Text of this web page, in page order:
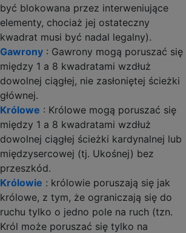
być blokowana przez interweniujące
elementy, chociaż jej ostateczny
kwadrat musi być nadal legalny).
Gawrony : Gawrony mogą poruszać się
między 1 a 8 kwadratami wzdłuż
dowolnej ciągłej, nie zasłoniętej ścieżki
głównej.
Królowe : Królowe mogą poruszać się
między 1 a 8 kwadratami wzdłuż
dowolnej ciągłej ścieżki kardynalnej lub
międzysercowej (tj. Ukośnej) bez
przeszkód.
Królowie : królowie poruszają się jak
królowe, z tym, że ograniczają się do
ruchu tylko o jedno pole na ruch (tzn.
Król może poruszać się tylko na